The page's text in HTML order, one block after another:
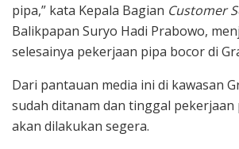
pipa,” kata Kepala Bagian Customer
Balikpapan Suryo Hadi Prabowo,
selesainya pekerjaan pipa bocor di
Dari pantauan media ini di kawasan
sudah ditanam dan tinggal
akan dilakukan segera.